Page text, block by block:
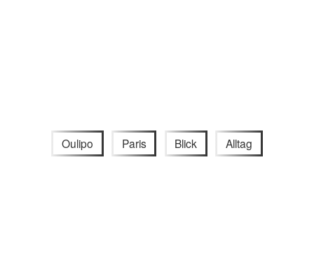
Oulipo Paris Blick Alltag